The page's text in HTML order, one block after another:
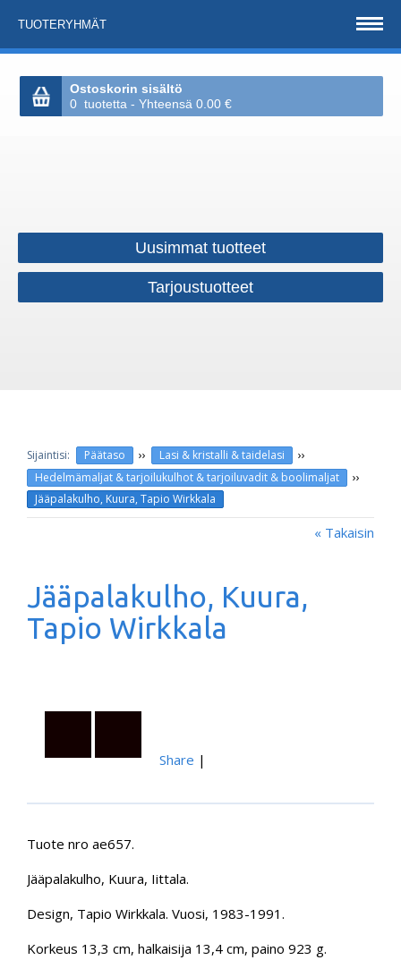
TUOTERYHMÄT
Ostoskorin sisältö
0 tuotetta - Yhteensä 0.00 €
Uusimmat tuotteet
Tarjoustuotteet
Päätaso ›› Lasi & kristalli & taidelasi ››
Hedelmämaljat & tarjoilukulhot & tarjoiluvadit & boolimaljat ››
Jääpalakulho, Kuura, Tapio Wirkkala
« Takaisin
Jääpalakulho, Kuura,
Tapio Wirkkala
Share |
Tuote nro ae657.
Jääpalakulho, Kuura, Iittala.
Design, Tapio Wirkkala. Vuosi, 1983-1991.
Korkeus 13,3 cm, halkaisija 13,4 cm, paino 923 g.